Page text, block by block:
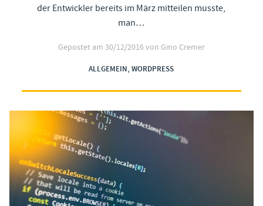
der Entwickler bereits im März mitteilen musste,
man…
Gepostet am 30/12/2016von Gino Cremer
ALLGEMEIN,WORDPRESS